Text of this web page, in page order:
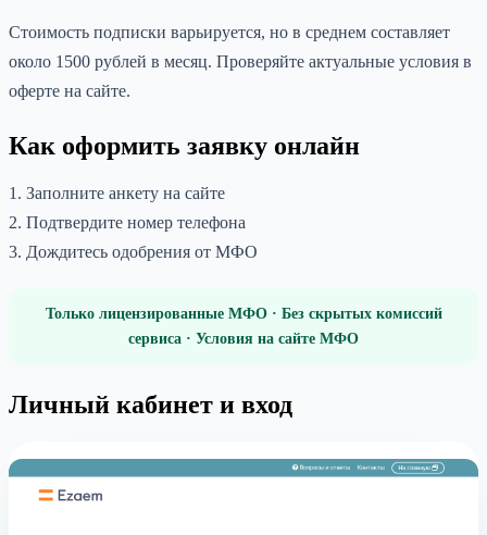
Стоимость подписки варьируется, но в среднем составляет
около 1500 рублей в месяц. Проверяйте актуальные условия в
оферте на сайте.
Как оформить заявку онлайн
1. Заполните анкету на сайте
2. Подтвердите номер телефона
3. Дождитесь одобрения от МФО
Только лицензированные МФО · Без скрытых комиссий
сервиса · Условия на сайте МФО
Личный кабинет и вход